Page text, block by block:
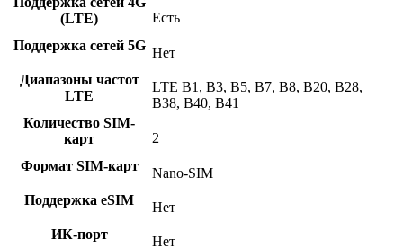
(LTE)
Есть
Поддержка сетей 5G Нет
Диапазоны частот
LTE
LTE B1, B3, B5, B7, B8, B20, B28,
B38, B40, B41
Количество SIM-
карт
2
Формат SIM-карт
Nano-SIM
Поддержка eSIM
Нет
ИК-порт
Нет